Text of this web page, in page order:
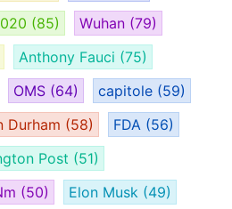
(85) Wuhan (79)
Anthony Fauci (75)
OMS (64) capitole (59)
Durham (58) FDA (56)
Post (51)
(50) Elon Musk (49)